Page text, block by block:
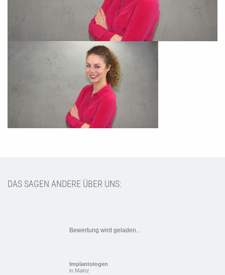
DAS SAGEN ANDERE ÜBER UNS:
Bewertung wird geladen...
Implantologen
in Mainz